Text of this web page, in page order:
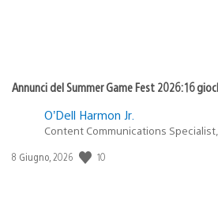
Annunci del Summer Game Fest 2026: 16
O’Dell Harmon Jr.
Content Communications Specialist,
Data
8 Giugno, 2026 10